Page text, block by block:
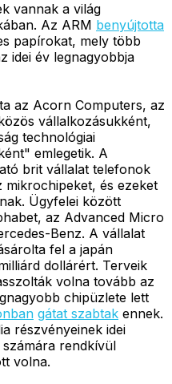
vannak a világ
Az ARM benyújtotta
papírokat, mely több
idei év legnagyobbja
az Acorn Computers, az
vállalkozásukként,
technológiai
emlegetik. A
brit vállalat telefonok
mikrochipeket, és ezeket
Ügyfelei között
az Advanced Micro
Benz. A vállalat
fel a japán
dollárért. Terveik
volna tovább az
chipüzlete lett
gátat szabtak ennek.
részvényeinek idei
rendkívül
volna.